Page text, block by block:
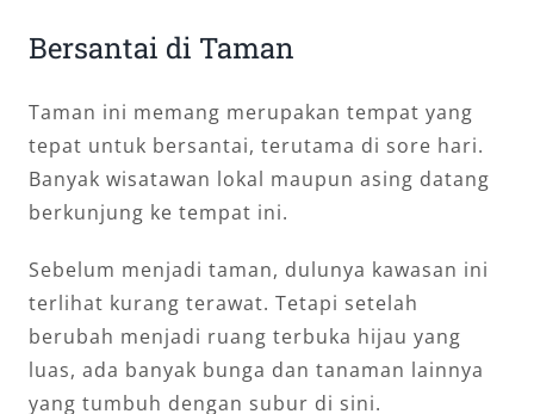
Bersantai di Taman
Taman ini memang merupakan tempat yang
tepat untuk bersantai, terutama di sore hari.
Banyak wisatawan lokal maupun asing datang
berkunjung ke tempat ini.
Sebelum menjadi taman, dulunya kawasan ini
terlihat kurang terawat. Tetapi setelah
berubah menjadi ruang terbuka hijau yang
luas, ada banyak bunga dan tanaman lainnya
yang tumbuh dengan subur di sini.